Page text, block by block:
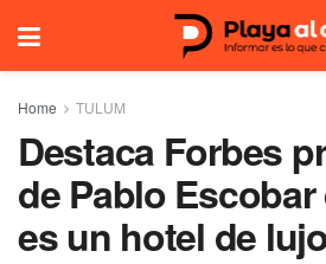
Home TULUM
Destaca Forbes
de Pablo
es un hotel de